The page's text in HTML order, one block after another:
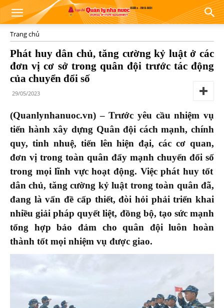
Trang chủ
Phát huy dân chủ, tăng cường kỷ luật ở các
đơn vị cơ sở trong quân đội trước tác động
của chuyển đổi số
29/05/2023
(Quanlynhanuoc.vn) –Trước yêu cầu nhiệm vụ
tiến hành xây dựng Quân đội cách mạnh, chính
quy, tinh nhuệ, tiến lên hiện đại, các cơ quan,
đơn vị trong toàn quân đẩy mạnh chuyển đổi số
trong mọi lĩnh vực hoạt động. Việc phát huy tốt
dân chủ, tăng cường kỷ luật trong toàn quân đã,
đang là vấn đề cấp thiết, đòi hỏi phải triển khai
nhiều giải pháp quyết liệt, đồng bộ, tạo sức mạnh
tổng hợp bảo đảm cho quân đội luôn hoàn
thành tốt mọi nhiệm vụ được giao.